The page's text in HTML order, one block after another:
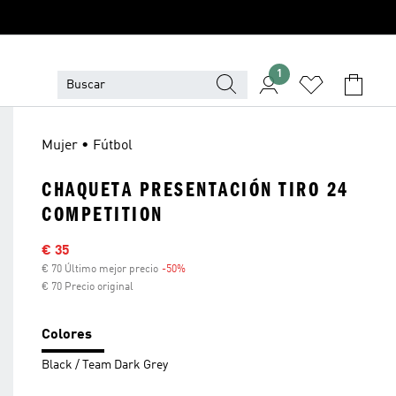
1
Mujer • Fútbol
CHAQUETA PRESENTACIÓN TIRO 24
COMPETITION
Precio rebajado
€ 35
€ 70 Último mejor precio -50%
€ 70 Precio original
Colores
Black / Team Dark Grey